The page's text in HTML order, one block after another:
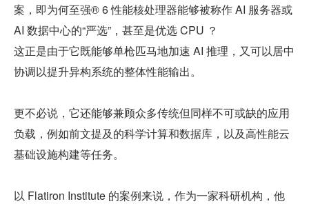
案，即为何至强® 6 性能核处理器能够被称作 AI 服务器或
AI 数据中心的“严选”，甚至是优选 CPU ？
这正是由于它既能够单枪匹马地加速 AI 推理，又可以居中
协调以提升异构系统的整体性能输出。
更不必说，它还能够兼顾众多传统但同样不可或缺的应用
负载，例如前文提及的科学计算和数据库，以及高性能云
基础设施构建等任务。
以 Flatiron Institute 的案例来说，作为一家科研机构，他